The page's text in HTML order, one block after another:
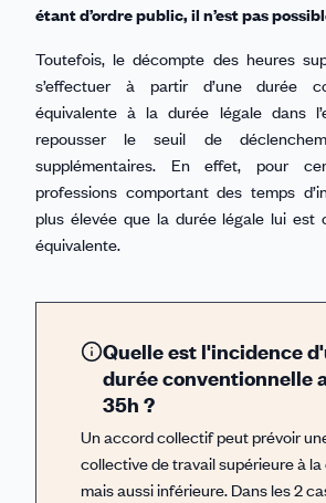
étant d’ordre public, il n’est pas
Toutefois, le décompte des heures
s’effectuer à partir d’une durée
équivalente à la durée légale dans
repousser le seuil de
supplémentaires. En effet, pour
professions comportant des temps
plus élevée que la durée légale lui est
équivalente.
Quelle est l'incidence
durée conventionnelle
35h ?
Un accord collectif peut prévoir
collective de travail supérieure à la
mais aussi inférieure. Dans les 2